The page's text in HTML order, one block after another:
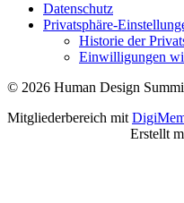
Datenschutz
Privatsphäre-
Historie der
Einwilligungen
© 2026 Human Design
Mitgliederbereich mit
Erstellt